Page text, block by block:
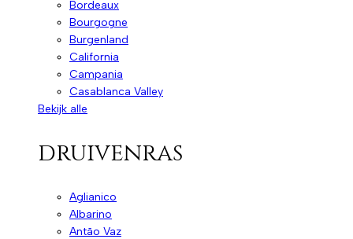
Bordeaux
Bourgogne
Burgenland
California
Campania
Casablanca Valley
Bekijk alle
druivenras
Aglianico
Albarino
Antão Vaz